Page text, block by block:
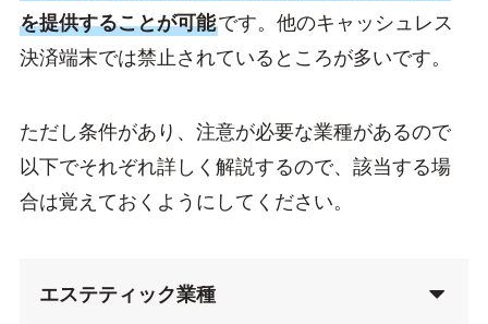
を提供することが可能です。他のキャッシュレス
決済端末では禁止されているところが多いです。
ただし条件があり、注意が必要な業種があるので
以下でそれぞれ詳しく解説するので、該当する場
合は覚えておくようにしてください。
エステティック業種